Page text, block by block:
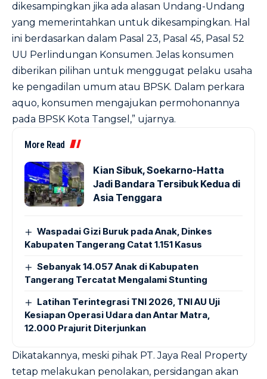
dikesampingkan jika ada alasan Undang-Undang
yang memerintahkan untuk dikesampingkan. Hal
ini berdasarkan dalam Pasal 23, Pasal 45, Pasal 52
UU Perlindungan Konsumen. Jelas konsumen
diberikan pilihan untuk menggugat pelaku usaha
ke pengadilan umum atau BPSK. Dalam perkara
aquo, konsumen mengajukan permohonannya
pada BPSK Kota Tangsel,” ujarnya.
More Read
Kian Sibuk, Soekarno-Hatta
Jadi Bandara Tersibuk Kedua di
Asia Tenggara
Waspadai Gizi Buruk pada Anak, Dinkes
Kabupaten Tangerang Catat 1.151 Kasus
Sebanyak 14.057 Anak di Kabupaten
Tangerang Tercatat Mengalami Stunting
Latihan Terintegrasi TNI 2026, TNI AU Uji
Kesiapan Operasi Udara dan Antar Matra,
12.000 Prajurit Diterjunkan
Dikatakannya, meski pihak PT. Jaya Real Property
tetap melakukan penolakan, persidangan akan